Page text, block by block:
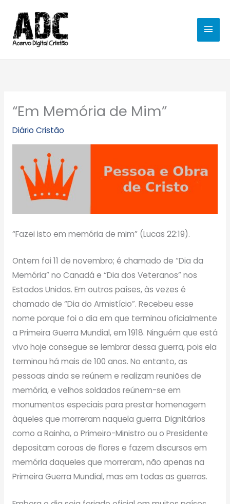
para
conteúdo
“Em Memória de Mim”
Diário Cristão
“Fazei isto em memória de mim” (Lucas 22:19).
Ontem foi 11 de novembro; é chamado de “Dia da
Memória” no Canadá e “Dia dos Veteranos” nos
Estados Unidos. Em outros países, às vezes é
chamado de “Dia do Armistício”. Recebeu esse
nome porque foi o dia em que terminou oficialmente
a Primeira Guerra Mundial, em 1918. Ninguém que está
vivo hoje consegue se lembrar dessa guerra, pois ela
terminou há mais de 100 anos. No entanto, as
pessoas ainda se reúnem e realizam reuniões de
memória, e velhos soldados reúnem-se em
monumentos especiais para prestar homenagem
àqueles que morreram naquela guerra. Dignitários
como a Rainha, o Primeiro-Ministro ou o Presidente
depositam coroas de flores e fazem discursos em
memória daqueles que morreram, não apenas na
Primeira Guerra Mundial, mas em todas as guerras.